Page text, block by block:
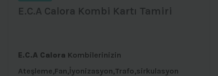
E.C.A Calora Kombi Kartı Tamiri
E.C.A Calora Kombilerinizin
Ateşleme,Fan,İyonizasyon,Trafo,sirkulasyon